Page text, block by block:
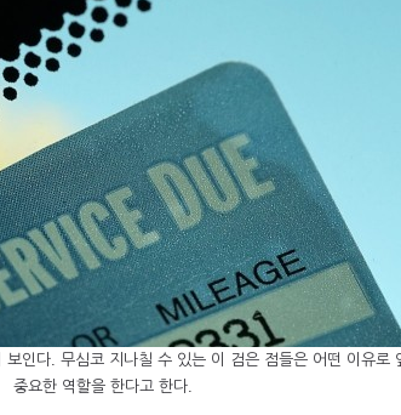
인다. 무심코 지나칠 수 있는 이 검은 점들은 어떤 이유로
중요한 역할을 한다고 한다.